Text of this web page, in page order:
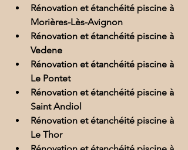
Rénovation et étanchéité piscine à
Morières-Lès-Avignon
Rénovation et étanchéité piscine à
Vedene
Rénovation et étanchéité piscine à
Le Pontet
Rénovation et étanchéité piscine à
Saint Andiol
Rénovation et étanchéité piscine à
Le Thor